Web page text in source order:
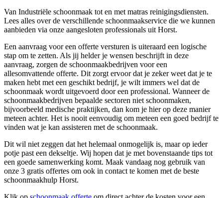
Van Industriële schoonmaak tot en met matras reinigingsdiensten.
Lees alles over de verschillende schoonmaakservice die we kunnen
aanbieden via onze aangesloten professionals uit Horst.
Een aanvraag voor een offerte versturen is uiteraard een logische
stap om te zetten. Als jij helder je wensen beschrijft in deze
aanvraag, zorgen de schoonmaakbedrijven voor een
allesomvattende offerte. Dit zorgt ervoor dat je zeker weet dat je te
maken hebt met een geschikt bedrijf, je wilt immers wel dat de
schoonmaak wordt uitgevoerd door een professional. Wanneer de
schoonmaakbedrijven bepaalde sectoren niet schoonmaken,
bijvoorbeeld medische praktijken, dan kom je hier op deze manier
meteen achter. Het is nooit eenvoudig om meteen een goed bedrijf te
vinden wat je kan assisteren met de schoonmaak.
Dit wil niet zeggen dat het helemaal onmogelijk is, maar op ieder
potje past een dekseltje. Wij hopen dat je met bovenstaande tips tot
een goede samenwerking komt. Maak vandaag nog gebruik van
onze 3 gratis offertes om ook in contact te komen met de beste
schoonmaakhulp Horst.